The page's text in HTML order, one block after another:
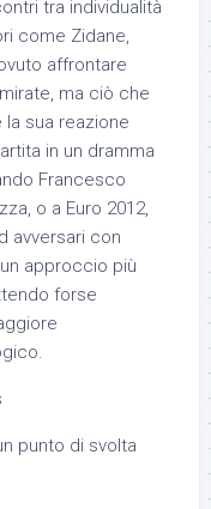
tra individualità
come Zidane,
affrontare
ma ciò che
sua reazione
in un dramma
Francesco
o a Euro 2012,
avversari con
approccio più
forse
punto di svolta